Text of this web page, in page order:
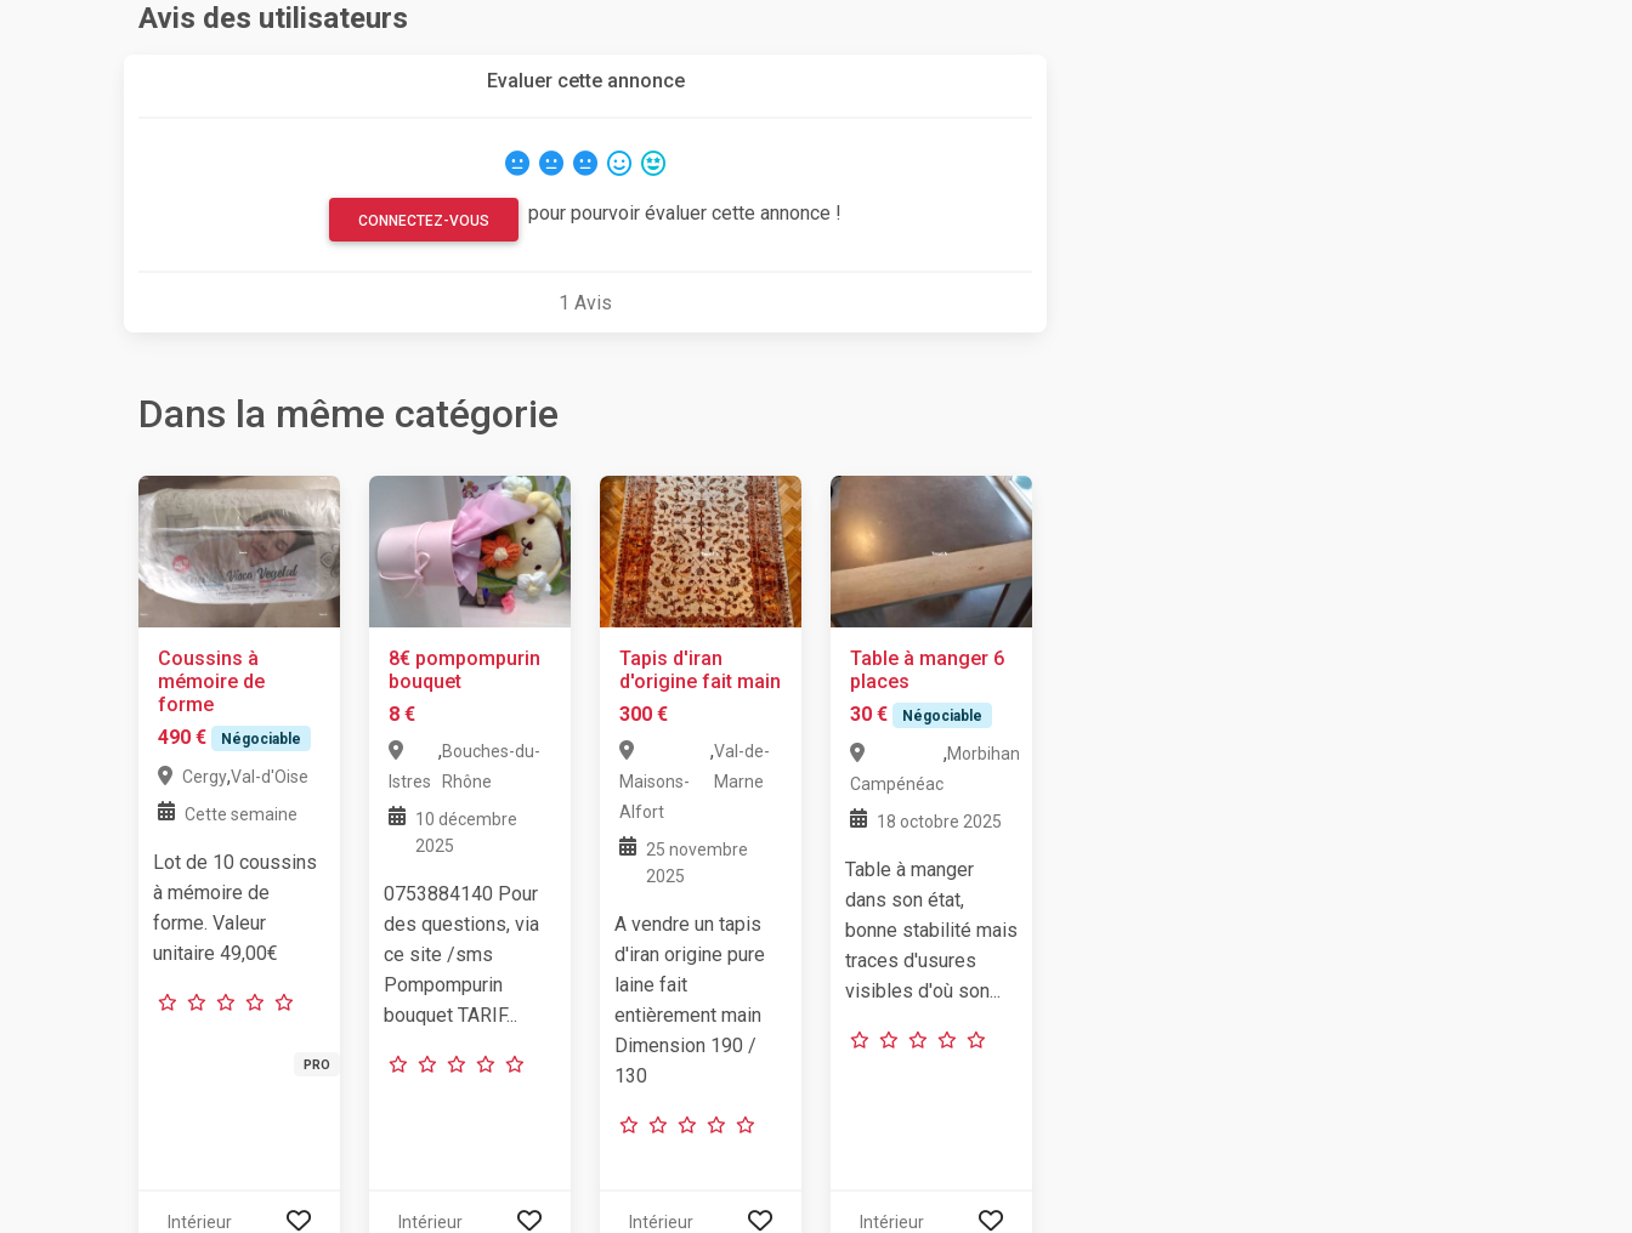
Avis des utilisateurs
Evaluer cette annonce
CONNECTEZ-VOUS pour pourvoir évaluer cette annonce !
1 Avis
Dans la même catégorie
Coussins à
mémoire de
forme
490 €
Négociable
Cergy,Val-d'Oise
Cette semaine
Lot de 10 coussins
à mémoire de
forme. Valeur
unitaire 49,00€
PRO
Intérieur
8€ pompompurin
bouquet
8 €
Istres
,Bouches-du-
Rhône
10 décembre
2025
0753884140 Pour
des questions, via
ce site /sms
Pompompurin
bouquet TARIF...
Intérieur
Tapis d'iran
d'origine fait main
300 €
Maisons-
Alfort
,Val-de-
Marne
25 novembre
2025
A vendre un tapis
d'iran origine pure
laine fait
entièrement main
Dimension 190 /
130
Intérieur
Table à manger 6
places
30 €
Négociable
Campénéac
,Morbihan
18 octobre 2025
Table à manger
dans son état,
bonne stabilité mais
traces d'usures
visibles d'où son...
Intérieur